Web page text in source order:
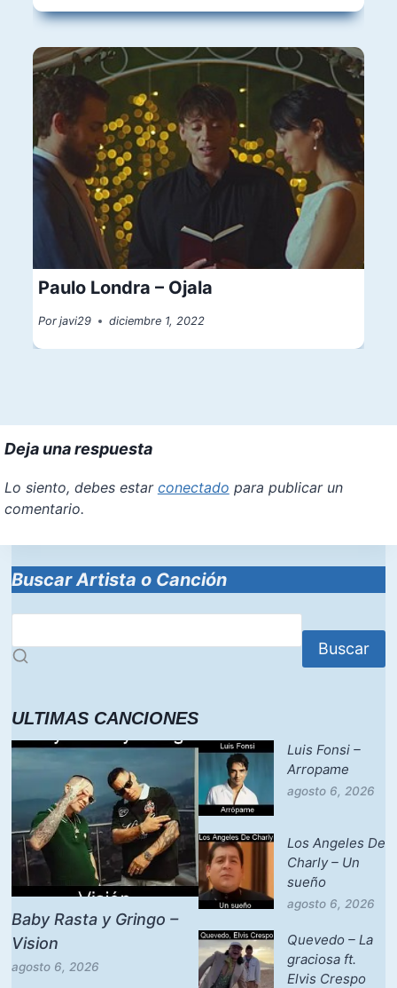
Paulo Londra – Ojala
Por javi29 diciembre 1, 2022
Deja una respuesta
Lo siento, debes estar conectado para publicar un
comentario.
Buscar Artista o Canción
Buscar
ULTIMAS CANCIONES
Baby Rasta y Gringo –
Vision
agosto 6, 2026
Luis Fonsi –
Arropame
agosto 6, 2026
Los Angeles De
Charly – Un
sueño
agosto 6, 2026
Quevedo – La
graciosa ft.
Elvis Crespo